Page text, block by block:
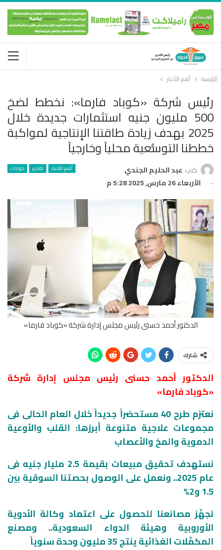
الرئيسية أهم الأخبار
رئيس شركة «كوباد فارما»: نخطط لضخ
500 مليون جنيه استثمارات جديدة خلال
2025 بهدف زيادة طاقتنا الإنتاجية لمواكبة
خططنا التوسُّعية محلياً وخارجياً
أهم الأخبار تقارير حوارات كتب عبد الحليم الجندي
الأربعاء 26 مارس, 2025 5:28 م
الدكتور أحمد حسنى رئيس مجلس إدارة شركة «كوباد فارما»
شارك
الدكتور أحمد حسنى رئيس مجلس إدارة شركة
«كوباد فارما»
نعتزم طرح 40 مستحضراً جديداً خلال العام الحالى فى
مجموعات علاجية متنوعة أبرزها: القلب والأوعية
الدموية والمخ والأعصاب
نستهدف تحقيق مبيعات بقيمة 2.5 مليار جنيه فى
عام 2025.. ونعمل على الوصول بحصتنا السوقية بين
1.5 و2%
نجهِّز مصانعنا للحصول على اعتماد وكالة الأدوية
الأوروبية وهيئة الدواء السعودية.. ومصنع
المكمِّلات الغذائية ينتج 35 مليون وحدة سنوياً